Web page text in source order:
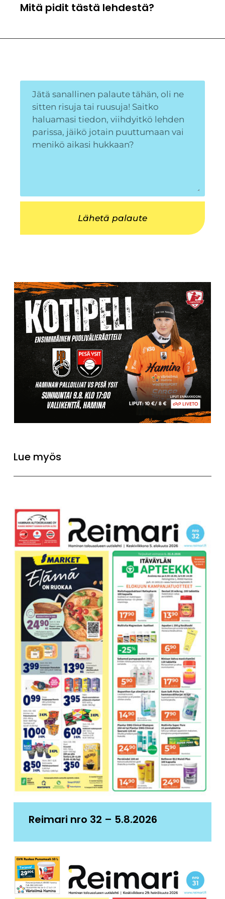
Mitä pidit tästä lehdestä?
Lähetä palaute
Lue myös
Reimari nro 32 – 5.8.2026